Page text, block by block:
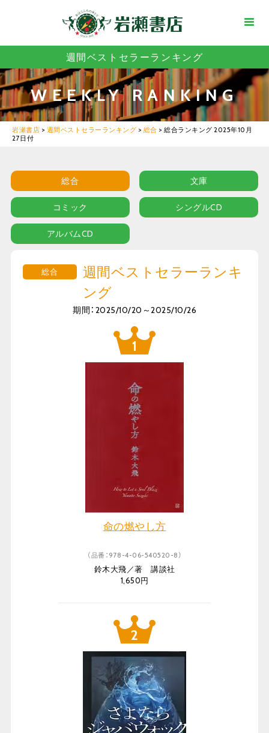
週間ベストセラーランキング
WEEKLY RANKING
岩瀬書店 > 週間ベストセラーランキング > 総合 > 総合ランキング 2025年10月
27日付
総合 文庫
コミック シングルCD
アルバムCD
総合
週間ベストセラーランキ
ング
期間：2025/10/20～2025/10/26
命の燃やし方
（品番：978-4-06-540520-8）
鈴木大飛／著 講談社
1,650円